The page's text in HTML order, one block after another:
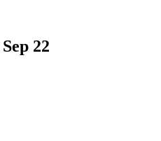
Sep 22